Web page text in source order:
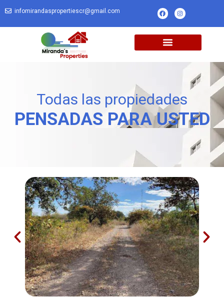
infomirandaspropertiescr@gmail.com
Todas las propiedades
PENSADAS PARA USTED